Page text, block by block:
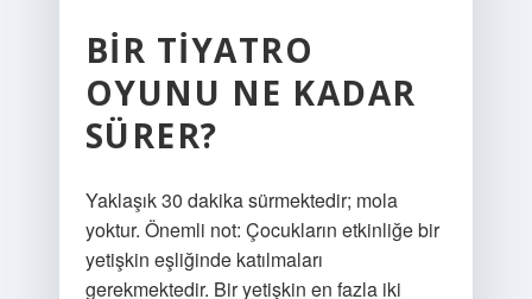
BIR TIYATRO
OYUNU NE KADAR
SÜRER?
Yaklaşık 30 dakika sürmektedir; mola
yoktur. Önemli not: Çocukların etkinliğe bir
yetişkin eşliğinde katılmaları
gerekmektedir. Bir yetişkin en fazla iki